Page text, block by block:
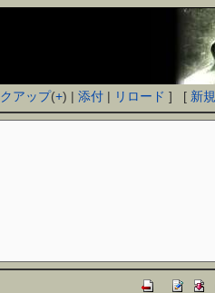
アップ(+) |添付 | リロード ] [ 新規